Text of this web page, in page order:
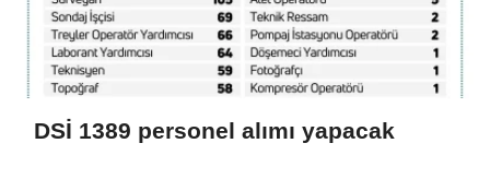
DSİ 1389 personel alımı yapacak